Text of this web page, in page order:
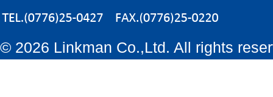
© 2026 Linkman Co.,Ltd. All rights